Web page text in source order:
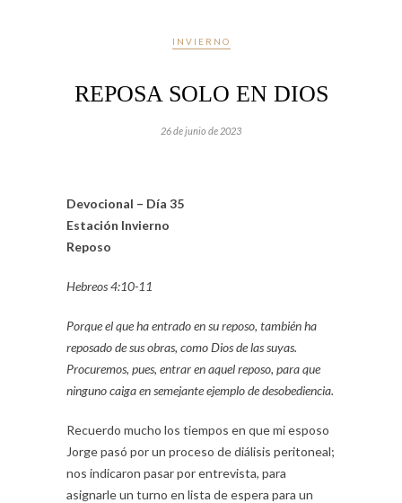
INVIERNO
REPOSA SOLO EN DIOS
26 de junio de 2023
Devocional – Día 35
Estación Invierno
Reposo
Hebreos 4:10-11
Porque el que ha entrado en su reposo, también ha
reposado de sus obras, como Dios de las suyas.
Procuremos, pues, entrar en aquel reposo, para que
ninguno caiga en semejante ejemplo de desobediencia.
Recuerdo mucho los tiempos en que mi esposo
Jorge pasó por un proceso de diálisis peritoneal;
nos indicaron pasar por entrevista, para
asignarle un turno en lista de espera para un